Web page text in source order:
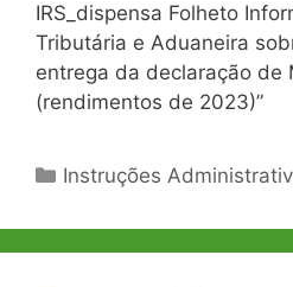
IRS_dispensa Folheto
Tributária e Aduaneira
entrega da declaração de
(rendimentos de 2023)”
Categorias
Instruções